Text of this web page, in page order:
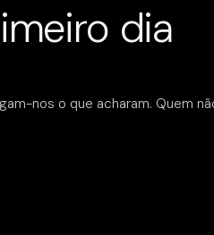
dia
nos o que acharam. Quem